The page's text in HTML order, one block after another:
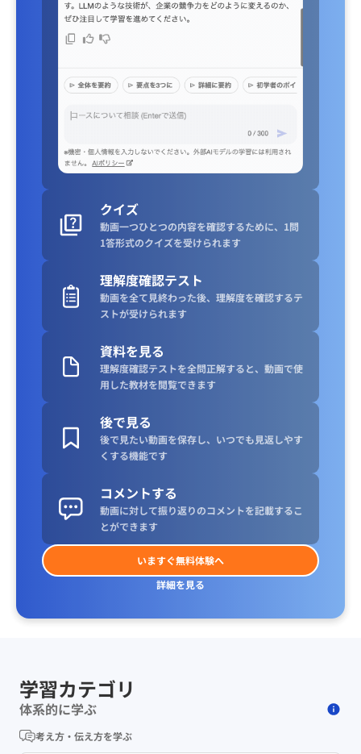
クイズ
動画一つひとつの内容を確認するために、1問
1答形式のクイズを受けられます
理解度確認テスト
動画を全て見終わった後、理解度を確認するテ
ストが受けられます
資料を見る
理解度確認テストを全問正解すると、動画で使
用した教材を閲覧できます
後で見る
後で見たい動画を保存し、いつでも見返しやす
くする機能です
コメントする
動画に対して振り返りのコメントを記載するこ
とができます
いますぐ無料体験へ
詳細を見る
学習カテゴリ
体系的に学ぶ
考え方・伝え方を学ぶ